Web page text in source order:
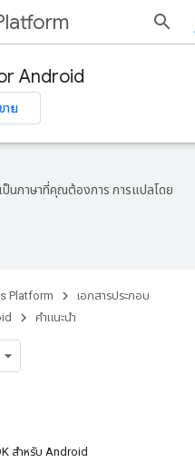
Android
าย
ป็นภาษาที่คุณต้องการ การแปลโดย
Platform
เอกสารประกอบ
คำแนะนำ
สำหรับ Android